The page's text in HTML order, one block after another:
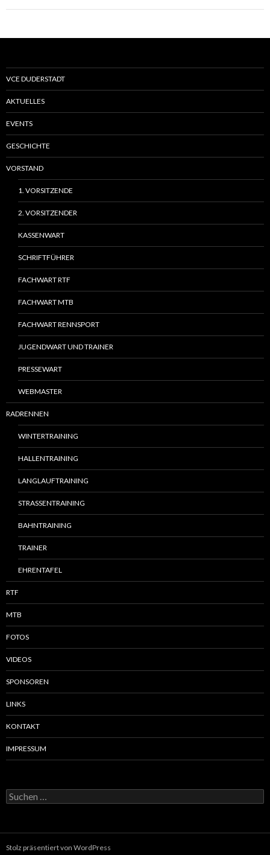
VCE DUDERSTADT
AKTUELLES
EVENTS
GESCHICHTE
VORSTAND
1. VORSITZENDE
2. VORSITZENDER
KASSENWART
SCHRIFTFÜHRER
FACHWART RTF
FACHWART MTB
FACHWART RENNSPORT
JUGENDWART UND TRAINER
PRESSEWART
WEBMASTER
RADRENNEN
WINTERTRAINING
HALLENTRAINING
LANGLAUFTRAINING
STRASSENTRAINING
BAHNTRAINING
TRAINER
EHRENTAFEL
RTF
MTB
FOTOS
VIDEOS
SPONSOREN
LINKS
KONTAKT
IMPRESSUM
Suchen
nach:
Stolz präsentiert von WordPress